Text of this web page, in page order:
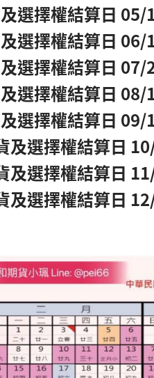
選擇權結算日 05/
選擇權結算日 06/
選擇權結算日 07/
選擇權結算日 08/
選擇權結算日 09/
及選擇權結算日
及選擇權結算日
及選擇權結算日